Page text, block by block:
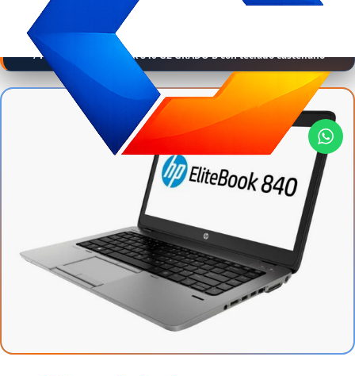
Home /
/ Portátil HP Elitebook 840 G2 GRADO B con teclado castellano